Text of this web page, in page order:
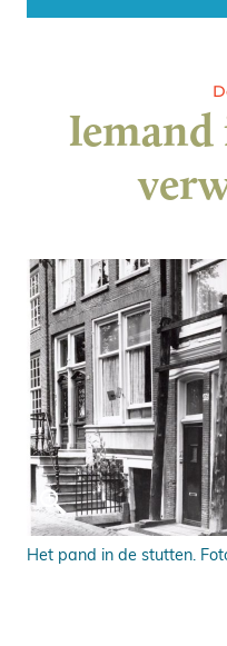
Iemand
Het pand in de stutten.